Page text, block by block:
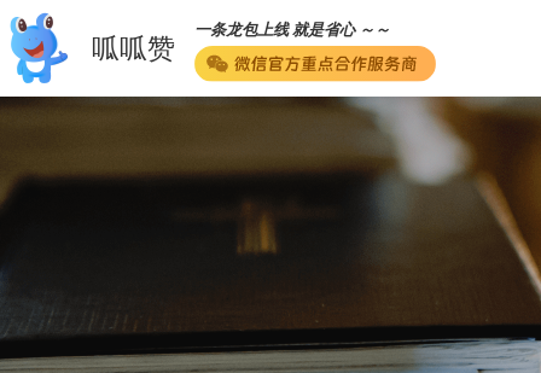
呱呱赞
一条龙包上线 就是省心 ～～